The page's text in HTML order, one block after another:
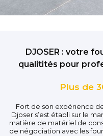
DJOSER : votre
qualitités pour
Plus de
Fort de son expérience
Djoser s’est établi sur le
matière de matériel de
de négociation avec les